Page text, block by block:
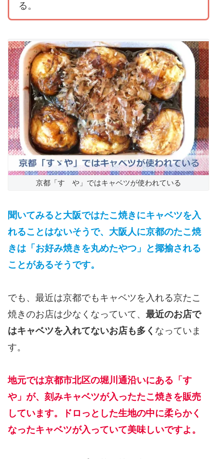
る。
京都「すゞや」ではキャベツが使われている
聞いてみると大阪ではたこ焼きにキャベツを入
れることはないそうで、大阪人に京都のたこ焼
きは「お好み焼きを丸めたやつ」と揶揄される
ことがあるそうです。
でも、最近は京都でもキャベツを入れる京たこ
焼きのお店は少なくなっていて、 最近のお店で
はキャベツを入れてないお店も多く なっていま
す。
地元では京都市北区の堀川通沿いにある「すゞ
や」が、刻みキャベツが入ったたこ焼きを販売
しています。ドロっとした生地の中に柔らかく
なったキャベツが入っていて美味しいですよ。